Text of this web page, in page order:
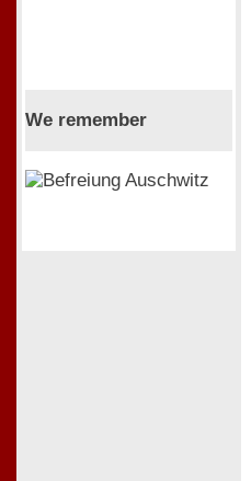
We remember